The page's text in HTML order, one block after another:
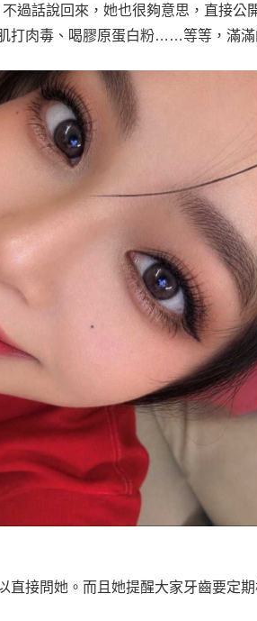
過話說回來，她也很夠意思，直接公
打肉毒、喝膠原蛋白粉……等等，滿滿
直接問她。而且她提醒大家牙齒要定